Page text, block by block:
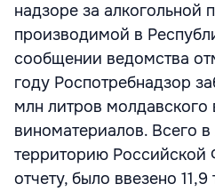
надзоре за алкогольной
производимой в
сообщении ведомства
году Роспотребнадзор
млн литров молдавского
виноматериалов. Всего в
территорию Российской
отчету, было ввезено